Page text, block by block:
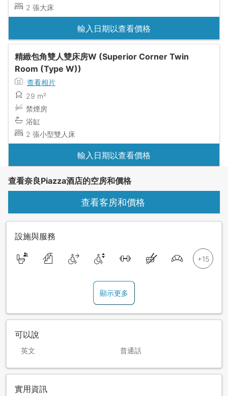
2 張大床
輸入日期以查看價格
精緻包角雙人雙床房W (Superior Corner Twin
Room (Type W))
查看相片
29 m²
禁煙房
浴缸
2 張小型雙人床
輸入日期以查看價格
查看奈良Piazza酒店的空房和價格
查看客房和價格
設施與服務
顯示更多
可以說
英文 普通話
實用資訊